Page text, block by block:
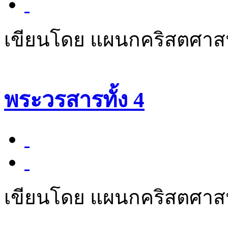
เขียนโดย แผนกคริสตศา
พระวรสารทั้ง 4
เขียนโดย แผนกคริสตศา